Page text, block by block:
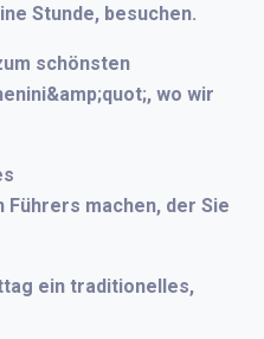
Stunde, besuchen.
schönsten
wo wir
machen, der Sie
ein traditionelles,